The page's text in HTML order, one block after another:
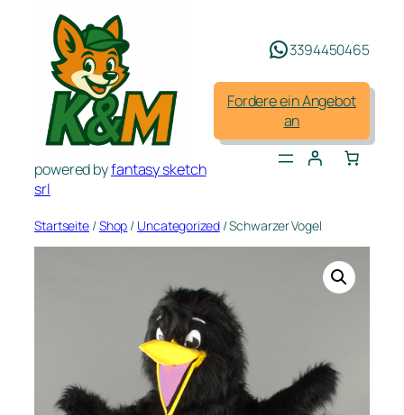
springen
powered byfantasy sketch
srl
3394450465
Fordere ein Angebot
an
Startseite /Shop / Uncategorized/ Schwarzer Vogel